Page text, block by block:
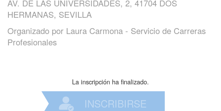
AV. DE LAS UNIVERSIDADES, 2, 41704 DOS
HERMANAS, SEVILLA
Organizado por Laura Carmona - Servicio de Carreras
Profesionales
La inscripción ha finalizado.
INSCRIBIRSE